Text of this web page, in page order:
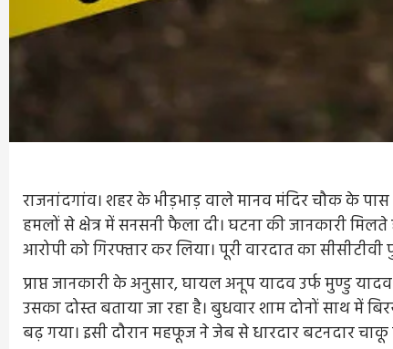
राजनांदगांव। शहर के भीड़भाड़ वाले मानव मंदिर चौक के
हमलों से क्षेत्र में सनसनी फैला दी। घटना की जानकारी
आरोपी को गिरफ्तार कर लिया। पूरी वारदात का
प्राप्त जानकारी के अनुसार, घायल अनूप यादव उर्फ मुण्डु
उसका दोस्त बताया जा रहा है। बुधवार शाम दोनों साथ में
बढ़ गया। इसी दौरान महफूज ने जेब से धारदार बटनदार